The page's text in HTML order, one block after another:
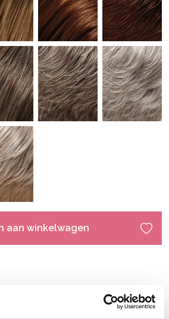
aan winkelwagen